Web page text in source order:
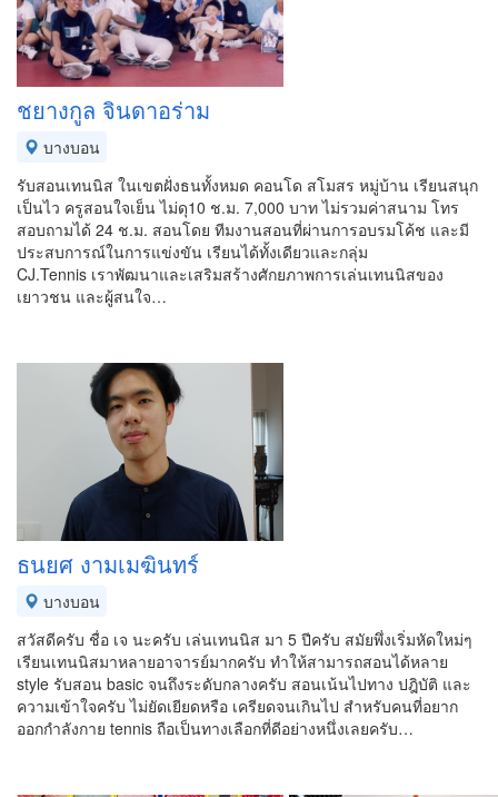
ชยางกูล จินดาอร่าม
บางบอน
รับสอนเทนนิส ในเขตฝั่งธนทั้งหมด คอนโด สโมสร หมู่บ้าน เรียนสนุก
เป็นไว ครูสอนใจเย็น ไม่ดุ10 ช.ม. 7,000 บาท ไม่รวมค่าสนาม โทร
สอบถามได้ 24 ช.ม. สอนโดย ทีมงานสอนที่ผ่านการอบรมโค้ช และมี
ประสบการณ์ในการแข่งขัน เรียนได้ทั้งเดียวและกลุ่ม
CJ.Tennis เราพัฒนาและเสริมสร้างศักยภาพการเล่นเทนนิสของ
เยาวชน และผู้สนใจ…
ธนยศ งามเมฆินทร์
บางบอน
สวัสดีครับ ชื่อ เจ นะครับ เล่นเทนนิส มา 5 ปีครับ สมัยพึ่งเริ่มหัดใหม่ๆ
เรียนเทนนิสมาหลายอาจารย์มากครับ ทำให้สามารถสอนได้หลาย
style รับสอน basic จนถึงระดับกลางครับ สอนเน้นไปทาง ปฎิบัติ และ
ความเข้าใจครับ ไม่ยัดเยียดหรือ เครียดจนเกินไป สำหรับคนที่อยาก
ออกกำลังกาย tennis ถือเป็นทางเลือกที่ดีอย่างหนึ่งเลยครับ…